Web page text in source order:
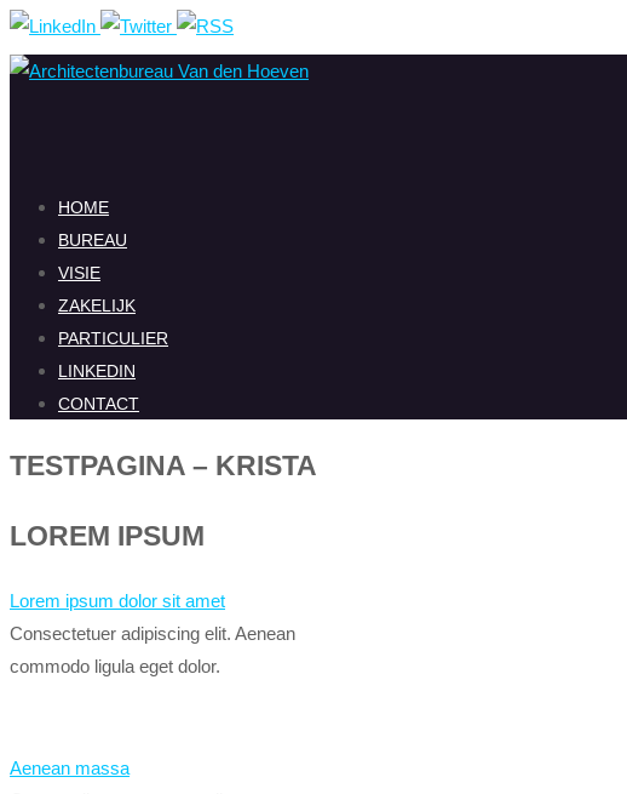
Ga
naar
naar
inhoud
HOME
BUREAU
VISIE
ZAKELIJK
PARTICULIER
LINKEDIN
CONTACT
TESTPAGINA – KRISTA
LOREM IPSUM
Lorem ipsum dolor sit amet
Consectetuer adipiscing elit. Aenean
commodo ligula eget dolor.
Aenean massa